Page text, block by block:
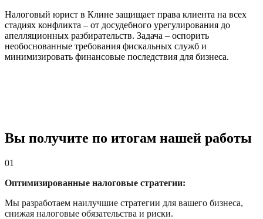
Налоговый юрист в Клине защищает права клиента на всех
стадиях конфликта – от досудебного урегулирования до
апелляционных разбирательств. Задача – оспорить
необоснованные требования фискальных служб и
минимизировать финансовые последствия для бизнеса.
Вы получите по итогам нашей работы
01
Оптимизированные налоговые стратегии:
Мы разработаем наилучшие стратегии для вашего бизнеса,
снижая налоговые обязательства и риски.